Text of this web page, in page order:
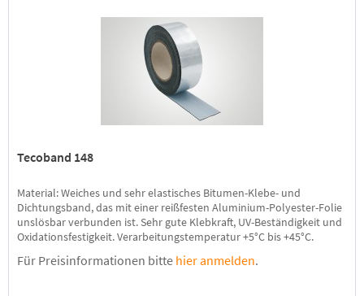
Tecoband 148
Material: Weiches und sehr elastisches Bitumen-Klebe- und
Dichtungsband, das mit einer reißfesten Aluminium-Polyester-Folie
unslösbar verbunden ist. Sehr gute Klebkraft, UV-Beständigkeit und
Oxidationsfestigkeit. Verarbeitungstemperatur +5°C bis +45°C.
Kunststoffen, Beton, Ziegel und Holz. Zum wasserdichten
Für Preisinformationen bitte hier anmelden.